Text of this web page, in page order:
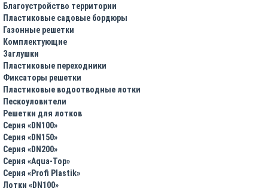
Благоустройство территории
Пластиковые садовые бордюры
Газонные решетки
Комплектующие
Заглушки
Пластиковые переходники
Фиксаторы решетки
Пластиковые водоотводные лотки
Пескоуловители
Решетки для лотков
Серия «DN100»
Серия «DN150»
Серия «DN200»
Серия «Aqua-Top»
Серия «Profi Plastik»
Лотки «DN100»